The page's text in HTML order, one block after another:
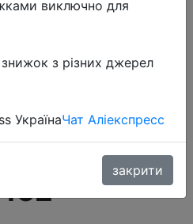
9RT 9R T 5G,
8 ГБ, 128
120 Гц, 6,62
65,
зарядка
виключно для
з різних джерел
УкраїнаЧат Аліекспресс
закрити